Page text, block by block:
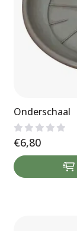
Onderschaal
€6,80